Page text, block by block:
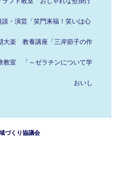
・演芸「笑門来福！笑いは心
大楽 教養講座「三岸節子の作
教室 「～ゼラチンについて学
し
づくり協議会